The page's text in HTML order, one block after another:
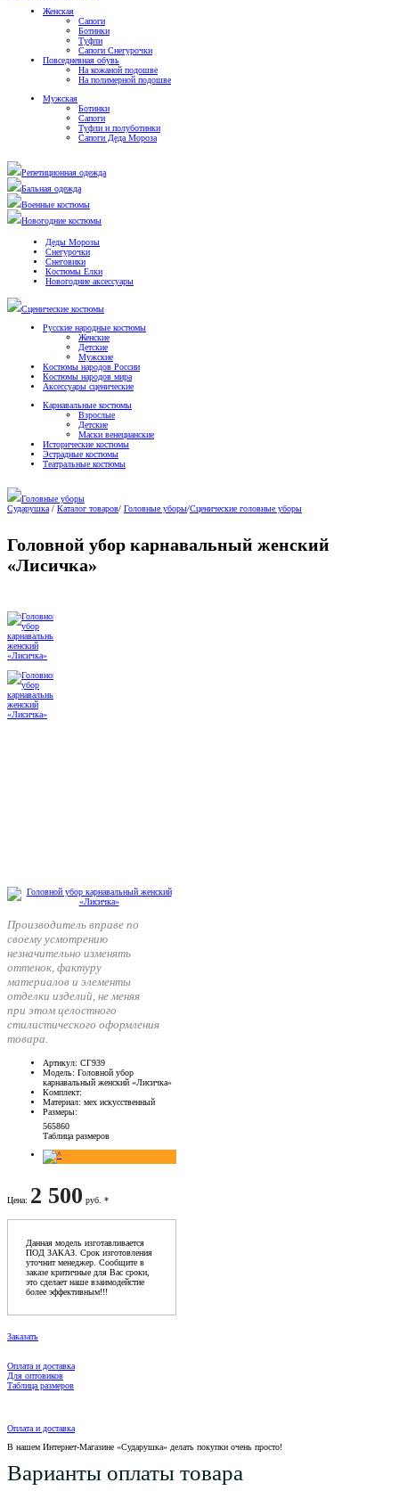
Женская
Сапоги
Ботинки
Туфли
Сапоги Снегурочки
Повседневная обувь
На кожаной подошве
На полимерной подошве
Мужская
Ботинки
Сапоги
Туфли и полуботинки
Сапоги Деда Мороза
Репетиционная одежда
Бальная одежда
Военные костюмы
Новогодние костюмы
Деды Морозы
Снегурочки
Снеговики
Костюмы Елки
Новогодние аксессуары
Сценические костюмы
Русские народные костюмы
Женские
Детские
Мужские
Костюмы народов России
Костюмы народов мира
Аксессуары сценические
Карнавальные костюмы
Взрослые
Детские
Маски венецианские
Исторические костюмы
Эстрадные костюмы
Театральные костюмы
Головные уборы
Сударушка / Каталог товаров/ Головные уборы/Сценические головные уборы
Головной убор карнавальный женский
«Лисичка»
Производитель вправе по
своему усмотрению
незначительно изменять
оттенок, фактуру
материалов и элементы
отделки изделий, не меняя
при этом целостного
стилистического оформления
товара.
Артикул: СГ939
Модель: Головной убор
карнавальный женский «Лисичка»
Комплект:
Материал: мех искусственный
Размеры:
565860
Таблица размеров
Цена: 2 500 руб. *
Данная модель изготавливается
ПОД ЗАКАЗ. Срок изготовления
уточнит менеджер. Сообщите в
заказе критичные для Вас сроки,
это сделает наше взаимодейстие
более эффективным!!!
Заказать
Оплата и доставка
Для оптовиков
Таблица размеров
Оплата и доставка
В нашем Интернет-Магазине «Сударушка» делать покупки очень просто!
Варианты оплаты товара